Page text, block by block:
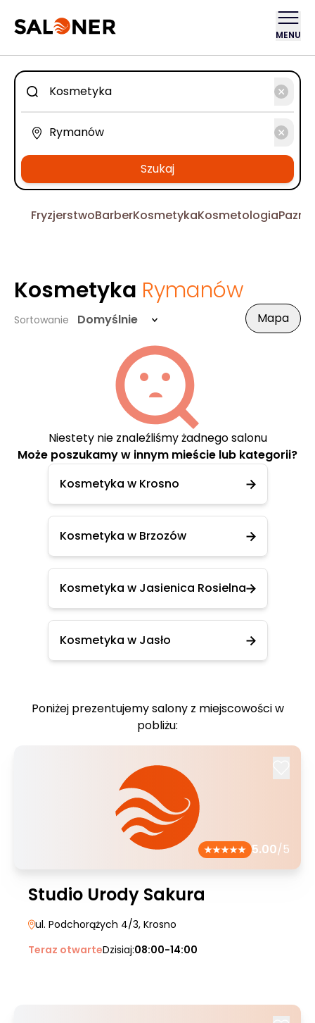
MENU
Szukaj
FryzjerstwoBarberKosmetykaKosmetologia
Kosmetyka Rymanów
Sortowanie Domyślnie Mapa
Niestety nie znaleźliśmy żadnego salonu
Może poszukamy w innym mieście lub kategorii?
Kosmetyka w Krosno
Kosmetyka w Brzozów
Kosmetyka w Jasienica Rosielna
Kosmetyka w Jasło
Poniżej prezentujemy salony z miejscowości w
pobliżu:
5.00/5
Studio Urody Sakura
ul. Podchorążych 4/3, Krosno
Teraz otwarteDzisiaj:08:00-14:00